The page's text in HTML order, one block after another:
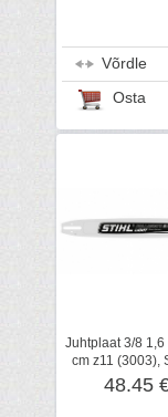
Võrdle
Osta
Juhtplaat 3/8 1,6
cm z11 (3003),
48.45